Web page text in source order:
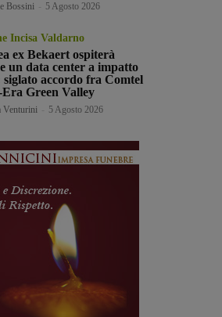
Bossini 5 Agosto 2026
Incisa Valdarno
ex Bekaert ospiterà
un data center a impatto
siglato accordo fra Comtel
Era Green Valley
Venturini 5 Agosto 2026